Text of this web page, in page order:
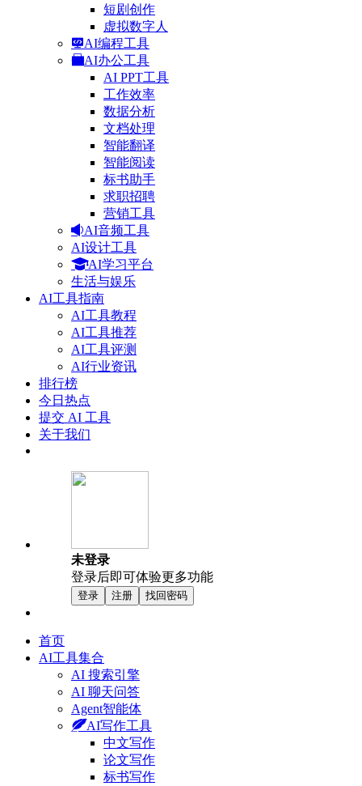
短剧创作
虚拟数字人
AI编程工具
AI办公工具
AI PPT工具
工作效率
数据分析
文档处理
智能翻译
智能阅读
标书助手
求职招聘
营销工具
AI音频工具
AI设计工具
AI学习平台
生活与娱乐
AI工具指南
AI工具教程
AI工具推荐
AI工具评测
AI行业资讯
排行榜
今日热点
提交 AI 工具
关于我们
未登录
登录后即可体验更多功能
登录 注册 找回密码
首页
AI工具集合
AI 搜索引擎
AI 聊天问答
Agent智能体
AI写作工具
中文写作
论文写作
标书写作